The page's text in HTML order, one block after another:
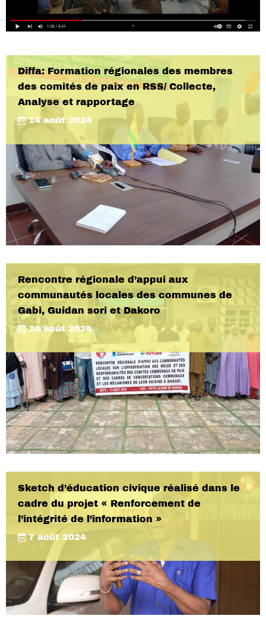
Diffa: Formation régionales des membres
des comités de paix en RSS/ Collecte,
Analyse et rapportage
14 août 2024
Rencontre régionale d’appui aux
communautés locales des communes de
Gabi, Guidan sori et Dakoro
14 août 2024
Sketch d’éducation civique réalisé dans le
cadre du projet « Renforcement de
l’intégrité de l’information »
7 août 2024